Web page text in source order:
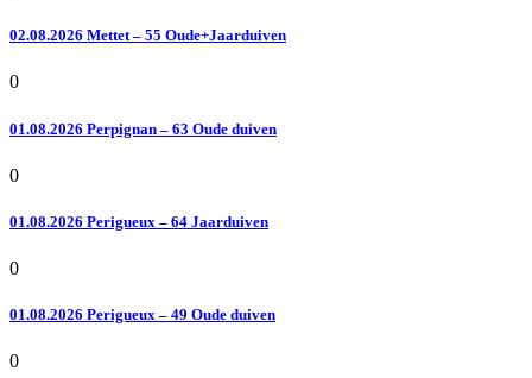
02.08.2026 Mettet – 55 Oude+Jaarduiven
0
01.08.2026 Perpignan – 63 Oude duiven
0
01.08.2026 Perigueux – 64 Jaarduiven
0
01.08.2026 Perigueux – 49 Oude duiven
0